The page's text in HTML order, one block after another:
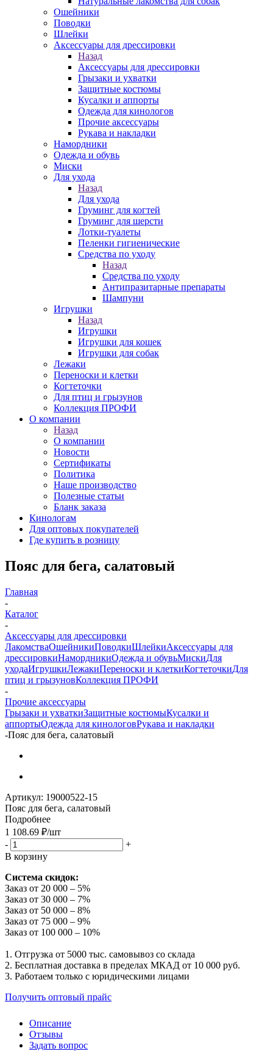
Ошейники
Поводки
Шлейки
Аксессуары для дрессировки
Назад
Аксессуары для дрессировки
Грызаки и ухватки
Защитные костюмы
Кусалки и аппорты
Одежда для кинологов
Прочие аксессуары
Рукава и накладки
Намордники
Одежда и обувь
Миски
Для ухода
Назад
Для ухода
Груминг для когтей
Груминг для шерсти
Лотки-туалеты
Пеленки гигиенические
Средства по уходу
Назад
Средства по уходу
Антипразитарные препараты
Шампуни
Игрушки
Назад
Игрушки
Игрушки для кошек
Игрушки для собак
Лежаки
Переноски и клетки
Когтеточки
Для птиц и грызунов
Коллекция ПРОФИ
О компании
Назад
О компании
Новости
Сертификаты
Политика
Наше производство
Полезные статьи
Бланк заказа
Кинологам
Для оптовых покупателей
Где купить в розницу
Пояс для бега, салатовый
Главная
-
Каталог
-
Аксессуары для дрессировки
ЛакомстваОшейникиПоводкиШлейкиАксессуары для
дрессировкиНамордникиОдежда и обувьМискиДля
уходаИгрушкиЛежакиПереноски и клеткиКогтеточкиДля
птиц и грызуновКоллекция ПРОФИ
-
Прочие аксессуары
Грызаки и ухваткиЗащитные костюмыКусалки и
аппортыОдежда для кинологовРукава и накладки
-Пояс для бега, салатовый
Артикул: 19000522-15
Пояс для бега, салатовый
Подробнее
1 108.69 ₽/шт
-
+
В корзину
Система скидок:
Заказ от 20 000 – 5%
Заказ от 30 000 – 7%
Заказ от 50 000 – 8%
Заказ от 75 000 – 9%
Заказ от 100 000 – 10%
1. Отгрузка от 5000 тыс. самовывоз со склада
2. Бесплатная доставка в пределах МКАД от 10 000 руб.
3. Работаем только с юридическими лицами
Получить оптовый прайс
Описание
Отзывы
Задать вопрос